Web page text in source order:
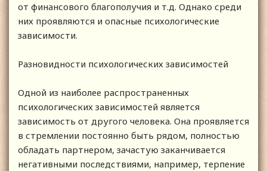
от финансового благополучия и т.д. Однако среди
них проявляются и опасные психологические
зависимости.
Разновидности психологических зависимостей
Одной из наиболее распространенных
психологических зависимостей является
зависимость от другого человека. Она проявляется
в стремлении постоянно быть рядом, полностью
обладать партнером, зачастую заканчивается
негативными последствиями, например, терпение